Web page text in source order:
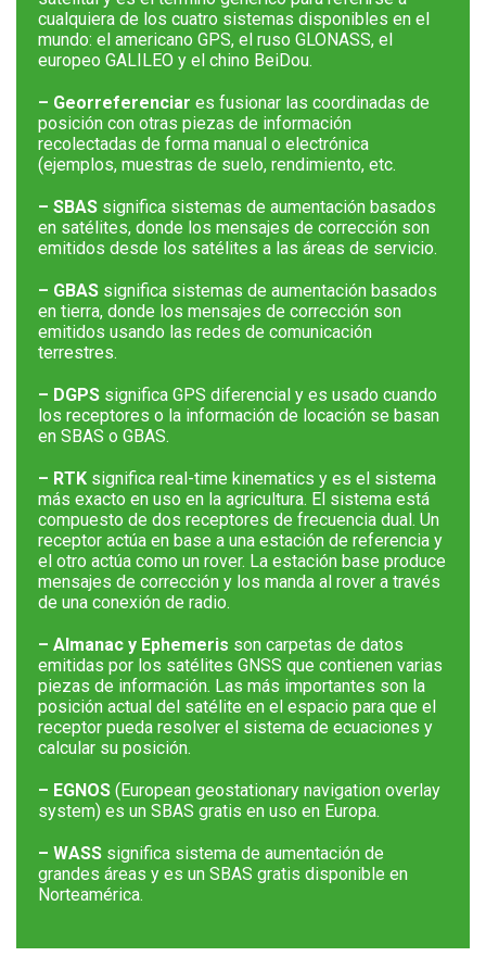
cualquiera de los cuatro sistemas disponibles en el
mundo: el americano GPS, el ruso GLONASS, el
europeo GALILEO y el chino BeiDou.
– Georreferenciar es fusionar las coordinadas de
posición con otras piezas de información
recolectadas de forma manual o electrónica
(ejemplos, muestras de suelo, rendimiento, etc.
– SBAS significa sistemas de aumentación basados
en satélites, donde los mensajes de corrección son
emitidos desde los satélites a las áreas de servicio.
– GBAS significa sistemas de aumentación basados
en tierra, donde los mensajes de corrección son
emitidos usando las redes de comunicación
terrestres.
– DGPS significa GPS diferencial y es usado cuando
los receptores o la información de locación se basan
en SBAS o GBAS.
– RTK significa real-time kinematics y es el sistema
más exacto en uso en la agricultura. El sistema está
compuesto de dos receptores de frecuencia dual. Un
receptor actúa en base a una estación de referencia y
el otro actúa como un rover. La estación base produce
mensajes de corrección y los manda al rover a través
de una conexión de radio.
– Almanac y Ephemeris son carpetas de datos
emitidas por los satélites GNSS que contienen varias
piezas de información. Las más importantes son la
posición actual del satélite en el espacio para que el
receptor pueda resolver el sistema de ecuaciones y
calcular su posición.
– EGNOS (European geostationary navigation overlay
system) es un SBAS gratis en uso en Europa.
– WASS significa sistema de aumentación de
grandes áreas y es un SBAS gratis disponible en
Norteamérica.